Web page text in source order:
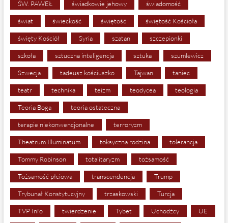
ŚW. PAWEŁ świadkowie jehowy świadomość
świat świeckość świętość świętość Kościoła
święty Kościół Syria szatan szczepionki
szkoła sztuczna inteligencja sztuka szumlewicz
Szwecja tadeusz kościuszko Tajwan taniec
teatr technika teizm teodycea teologia
Teoria Boga teoria ostateczna
terapie niekonwencjonalne terroryzm
Theatrum Illuminatum toksyczna rodzina tolerancja
Tommy Robinson totalitaryzm tożsamość
Tożsamość płciowa transcendencja Trump
Trybunał Konstytucyjny trzaskowski Turcja
TVP Info twierdzenie Tybet Uchodźcy UE